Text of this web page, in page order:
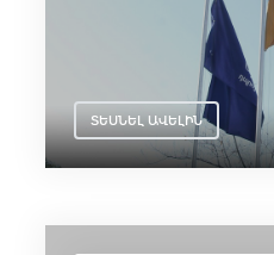
ՏԵՍՆԵԼ ԱՎԵԼԻՆ